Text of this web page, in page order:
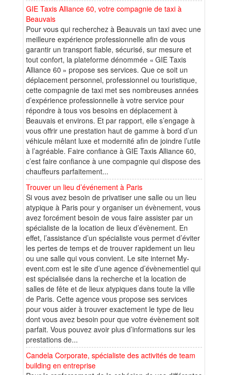
GIE Taxis Alliance 60, votre compagnie de taxi à
Beauvais
Pour vous qui recherchez à Beauvais un taxi avec une
meilleure expérience professionnelle afin de vous
garantir un transport fiable, sécurisé, sur mesure et
tout confort, la plateforme dénommée « GIE Taxis
Alliance 60 » propose ses services. Que ce soit un
déplacement personnel, professionnel ou touristique,
cette compagnie de taxi met ses nombreuses années
d’expérience professionnelle à votre service pour
répondre à tous vos besoins en déplacement à
Beauvais et environs. Et par rapport, elle s’engage à
vous offrir une prestation haut de gamme à bord d’un
véhicule mêlant luxe et modernité afin de joindre l’utile
à l’agréable. Faire confiance à GIE Taxis Alliance 60,
c’est faire confiance à une compagnie qui dispose des
chauffeurs parfaitement...
Trouver un lieu d’événement à Paris
Si vous avez besoin de privatiser une salle ou un lieu
atypique à Paris pour y organiser un évènement, vous
avez forcément besoin de vous faire assister par un
spécialiste de la location de lieux d’évènement. En
effet, l’assistance d’un spécialiste vous permet d’éviter
les pertes de temps et de trouver rapidement un lieu
ou une salle qui vous convient. Le site internet My-
event.com est le site d’une agence d’évènementiel qui
est spécialisée dans la recherche et la location de
salles de fête et de lieux atypiques dans toute la ville
de Paris. Cette agence vous propose ses services
pour vous aider à trouver exactement le type de lieu
dont vous avez besoin pour que votre évènement soit
parfait. Vous pouvez avoir plus d’informations sur les
prestations de...
Candela Corporate, spécialiste des activités de team
building en entreprise